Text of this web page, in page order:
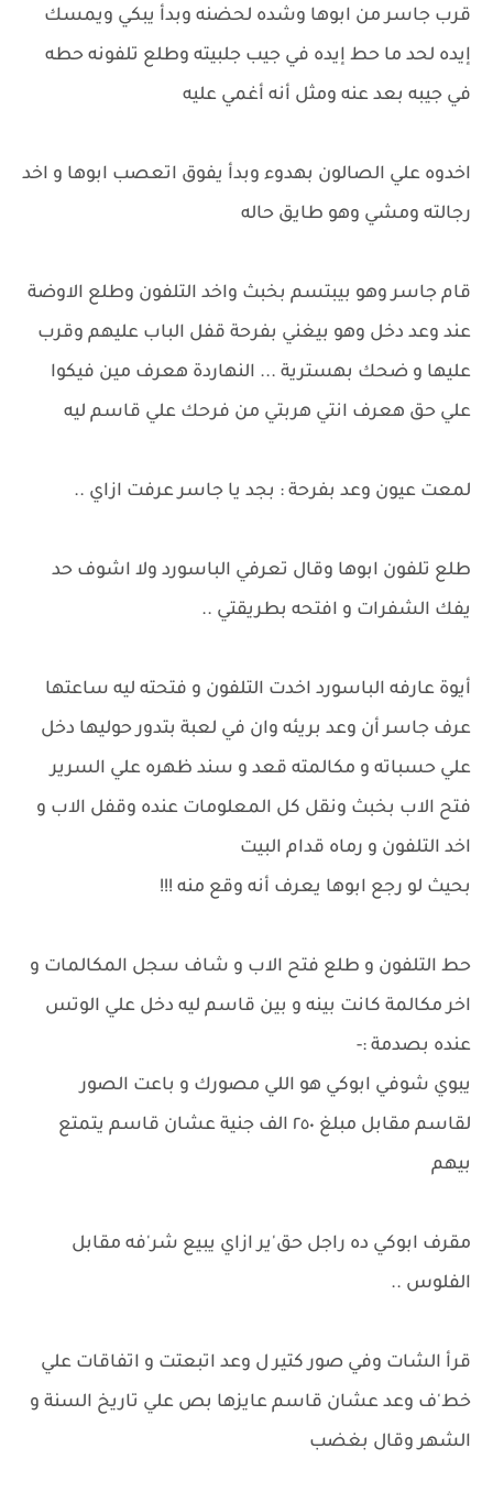
قرب جاسر من ابوها وشده لحضنه وبدأ يبكي ويمسك
إيده لحد ما حط إيده في جيب جلبيته وطلع تلفونه حطه
في جيبه بعد عنه ومثل أنه أغمي عليه
اخدوه علي الصالون بهدوء وبدأ يفوق اتعصب ابوها و اخد
رجالته ومشي وهو طايق حاله
قام جاسر وهو بيبتسم بخبث واخد التلفون وطلع الاوضة
عند وعد دخل وهو بيغني بفرحة قفل الباب عليهم وقرب
عليها و ضحك بهسترية ... النهاردة هعرف مين فيكوا
علي حق هعرف انتي هربتي من فرحك علي قاسم ليه
لمعت عيون وعد بفرحة : بجد يا جاسر عرفت ازاي ..
طلع تلفون ابوها وقال تعرفي الباسورد ولا اشوف حد
يفك الشفرات و افتحه بطريقتي ..
أيوة عارفه الباسورد اخدت التلفون و فتحته ليه ساعتها
عرف جاسر أن وعد بريئه وان في لعبة بتدور حوليها دخل
علي حسباته و مكالمته قعد و سند ظهره علي السرير
فتح الاب بخبث ونقل كل المعلومات عنده وقفل الاب و
اخد التلفون و رماه قدام البيت
بحيث لو رجع ابوها يعرف أنه وقع منه !!!
حط التلفون و طلع فتح الاب و شاف سجل المكالمات و
اخر مكالمة كانت بينه و بين قاسم ليه دخل علي الوتس
عنده بصدمة :-
يبوي شوفي ابوكي هو اللي مصورك و باعت الصور
لقاسم مقابل مبلغ ٢٥٠ الف جنية عشان قاسم يتمتع
بيهم
مقرف ابوكي ده راجل حق'ير ازاي يبيع شر'فه مقابل
الفلوس ..
قرأ الشات وفي صور كتير ل وعد اتبعتت و اتفاقات علي
خط'ف وعد عشان قاسم عايزها بص علي تاريخ السنة و
الشهر وقال بغضب